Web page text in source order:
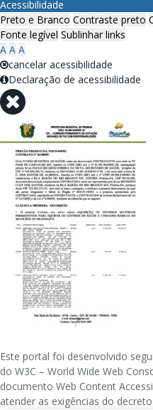
Acessibilidade
Preto e Branco Contraste preto
Fonte legível Sublinhar links
A A A
cancelar acessibilidade
Declaração de acessibilidade
Este portal foi desenvolvido
do W3C – World Wide Web
documento Web Content
atender as exigências do